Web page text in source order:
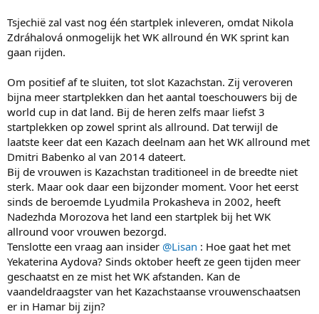
Tsjechië zal vast nog één startplek inleveren, omdat Nikola
Zdráhalová onmogelijk het WK allround én WK sprint kan
gaan rijden.
Om positief af te sluiten, tot slot Kazachstan. Zij veroveren
bijna meer startplekken dan het aantal toeschouwers bij de
world cup in dat land. Bij de heren zelfs maar liefst 3
startplekken op zowel sprint als allround. Dat terwijl de
laatste keer dat een Kazach deelnam aan het WK allround met
Dmitri Babenko al van 2014 dateert.
Bij de vrouwen is Kazachstan traditioneel in de breedte niet
sterk. Maar ook daar een bijzonder moment. Voor het eerst
sinds de beroemde Lyudmila Prokasheva in 2002, heeft
Nadezhda Morozova het land een startplek bij het WK
allround voor vrouwen bezorgd.
Tenslotte een vraag aan insider @Lisan : Hoe gaat het met
Yekaterina Aydova? Sinds oktober heeft ze geen tijden meer
geschaatst en ze mist het WK afstanden. Kan de
vaandeldraagster van het Kazachstaanse vrouwenschaatsen
er in Hamar bij zijn?